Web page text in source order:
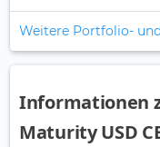
Weitere Portfolio-
Informationen
Maturity USD